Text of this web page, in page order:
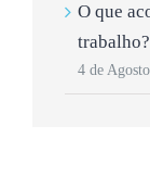
O que
trabalho?
4 de